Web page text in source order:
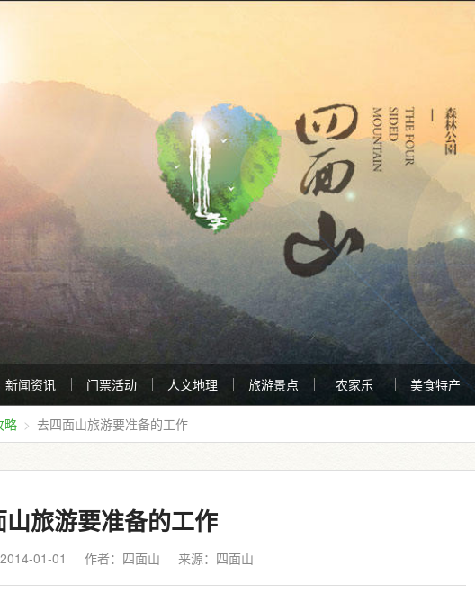
新闻资讯 门票活动 人文地理 旅游景点 农家乐 美食特产
略 去四面山旅游要准备的工作
山旅游要准备的工作
01-01 作者：四面山 来源： 四面山